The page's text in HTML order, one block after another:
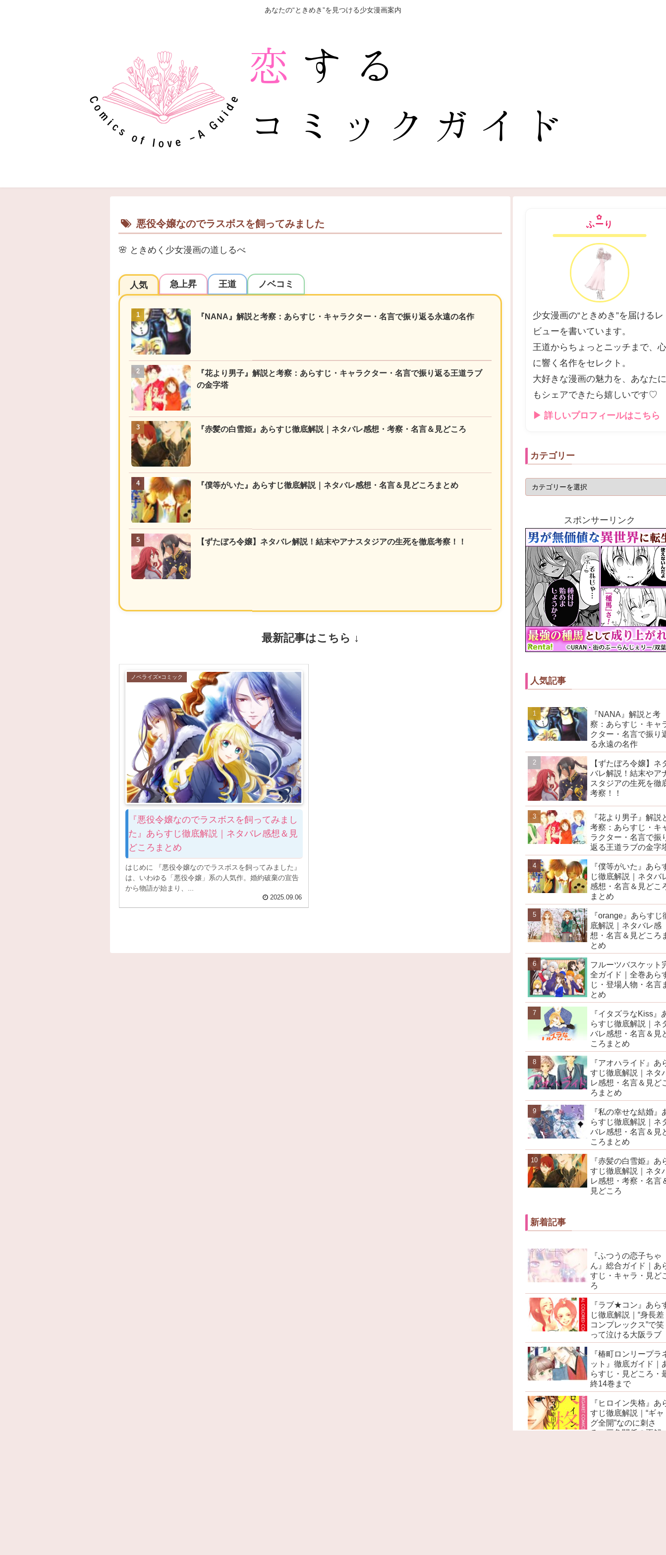
あなたの“ときめき”を見つける少女漫画案内
悪役令嬢なのでラスボスを飼ってみました
🌸 ときめく少女漫画の道しるべ
人気 急上昇 王道 ノベコミ
『NANA』解説と考察：あらすじ・キャラクター・名言で振り返る永遠の名作
『花より男子』解説と考察：あらすじ・キャラクター・名言で振り返る王道ラブ
の金字塔
『赤髪の白雪姫』あらすじ徹底解説｜ネタバレ感想・考察・名言＆見どころ
『僕等がいた』あらすじ徹底解説｜ネタバレ感想・名言＆見どころまとめ
【ずたぼろ令嬢】ネタバレ解説！結末やアナスタジアの生死を徹底考察！！
最新記事はこちら ↓
ノベライズ×コミック
『悪役令嬢なのでラスボスを飼ってみまし
た』あらすじ徹底解説｜ネタバレ感想＆見
どころまとめ
はじめに 『悪役令嬢なのでラスボスを飼ってみました』
は、いわゆる「悪役令嬢」系の人気作。婚約破棄の宣告
から物語が始まり、...
2025.09.06
ふーり
少女漫画の“ときめき”を届けるレ
ビューを書いています。
王道からちょっとニッチまで、心
に響く名作をセレクト。
大好きな漫画の魅力を、あなたに
もシェアできたら嬉しいです♡
▶ 詳しいプロフィールはこちら
カテゴリー
スポンサーリンク
人気記事
『NANA』解説と考
察：あらすじ・キャ
クター・名言で振り
る永遠の名作
【ずたぼろ令嬢】ネ
バレ解説！結末やア
スタジアの生死を徹
考察！！
『花より男子』解説
考察：あらすじ・キ
ラクター・名言で振
返る王道ラブの金字
『僕等がいた』あら
じ徹底解説｜ネタバ
感想・名言＆見どこ
まとめ
『orange』あらすじ
底解説｜ネタバレ感
想・名言＆見どころ
とめ
フルーツバスケット
全ガイド｜全巻あら
じ・登場人物・名言
とめ
『イタズラなKiss』
らすじ徹底解説｜ネ
バレ感想・名言＆見
ころまとめ
『アオハライド』あ
すじ徹底解説｜ネタ
レ感想・名言＆見ど
ろまとめ
『私の幸せな結婚』
らすじ徹底解説｜ネ
バレ感想・名言＆見
ころまとめ
『赤髪の白雪姫』あ
すじ徹底解説｜ネタ
レ感想・考察・名言
見どころ
新着記事
『ふつうの恋子ちゃ
ん』総合ガイド｜あ
すじ・キャラ・見ど
ろ
『ラブ★コン』あら
じ徹底解説｜“身長差
コンプレックス”で笑
って泣ける大阪ラブ
『椿町ロンリープラ
ット』徹底ガイド｜
らすじ・見どころ・
終14巻まで
『ヒロイン失格』あ
すじ徹底解説｜“ギャ
グ全開”なのに刺さ
る、三角関係の正解